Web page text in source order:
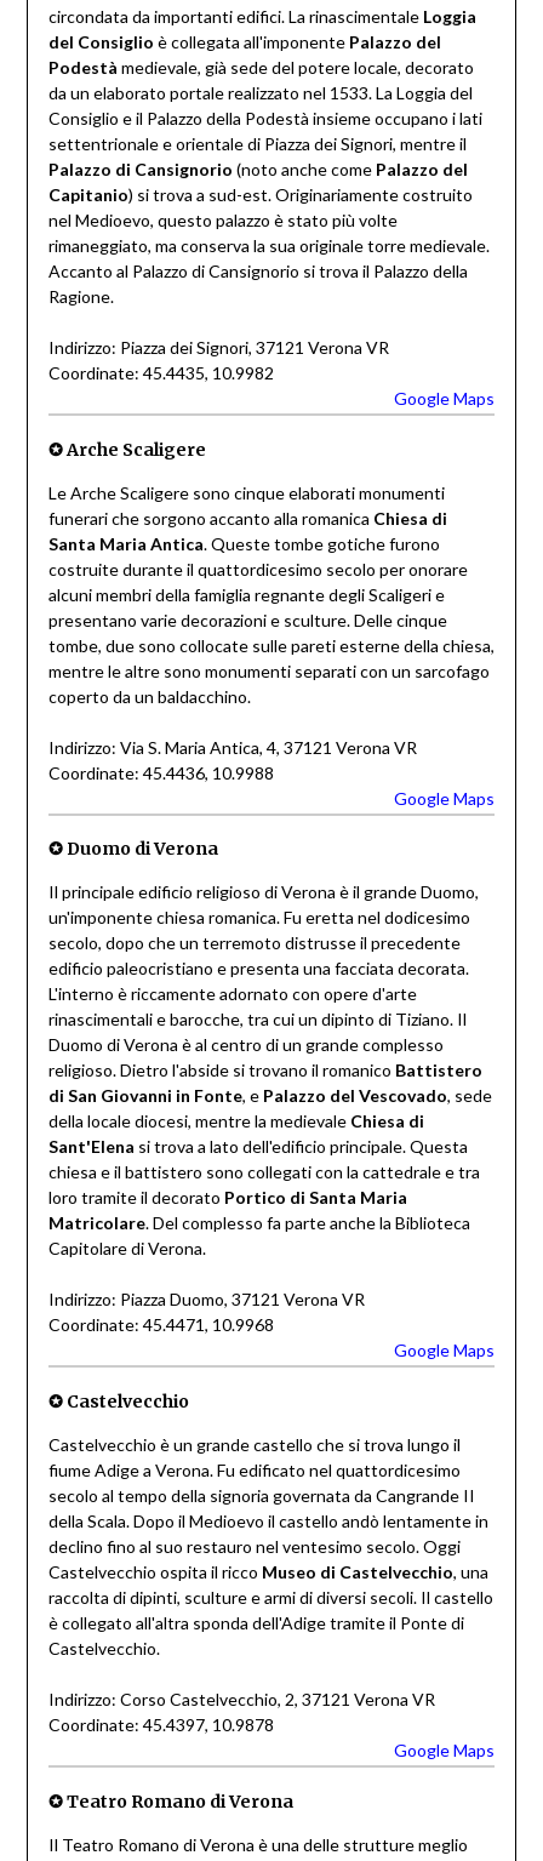
circondata da importanti edifici. La rinascimentale Loggia
del Consiglio è collegata all'imponente Palazzo del
Podestà medievale, già sede del potere locale, decorato
da un elaborato portale realizzato nel 1533. La Loggia del
Consiglio e il Palazzo della Podestà insieme occupano i lati
settentrionale e orientale di Piazza dei Signori, mentre il
Palazzo di Cansignorio (noto anche come Palazzo del
Capitanio) si trova a sud-est. Originariamente costruito
nel Medioevo, questo palazzo è stato più volte
rimaneggiato, ma conserva la sua originale torre medievale.
Accanto al Palazzo di Cansignorio si trova il Palazzo della
Ragione.
Indirizzo: Piazza dei Signori, 37121 Verona VR
Coordinate: 45.4435, 10.9982
Google Maps
✪ Arche Scaligere
Le Arche Scaligere sono cinque elaborati monumenti
funerari che sorgono accanto alla romanica Chiesa di
Santa Maria Antica. Queste tombe gotiche furono
costruite durante il quattordicesimo secolo per onorare
alcuni membri della famiglia regnante degli Scaligeri e
presentano varie decorazioni e sculture. Delle cinque
tombe, due sono collocate sulle pareti esterne della chiesa,
mentre le altre sono monumenti separati con un sarcofago
coperto da un baldacchino.
Indirizzo: Via S. Maria Antica, 4, 37121 Verona VR
Coordinate: 45.4436, 10.9988
Google Maps
✪Duomo di Verona
Il principale edificio religioso di Verona è il grande Duomo,
un'imponente chiesa romanica. Fu eretta nel dodicesimo
secolo, dopo che un terremoto distrusse il precedente
edificio paleocristiano e presenta una facciata decorata.
L'interno è riccamente adornato con opere d'arte
rinascimentali e barocche, tra cui un dipinto di Tiziano. Il
Duomo di Verona è al centro di un grande complesso
religioso. Dietro l'abside si trovano il romanico Battistero
di San Giovanni in Fonte, e Palazzo del Vescovado, sede
della locale diocesi, mentre la medievale Chiesa di
Sant'Elena si trova a lato dell'edificio principale. Questa
chiesa e il battistero sono collegati con la cattedrale e tra
loro tramite il decorato Portico di Santa Maria
Matricolare. Del complesso fa parte anche la Biblioteca
Capitolare di Verona.
Indirizzo: Piazza Duomo, 37121 Verona VR
Coordinate: 45.4471, 10.9968
Google Maps
✪ Castelvecchio
Castelvecchio è un grande castello che si trova lungo il
fiume Adige a Verona. Fu edificato nel quattordicesimo
secolo al tempo della signoria governata da Cangrande II
della Scala. Dopo il Medioevo il castello andò lentamente in
declino fino al suo restauro nel ventesimo secolo. Oggi
Castelvecchio ospita il ricco Museo di Castelvecchio, una
raccolta di dipinti, sculture e armi di diversi secoli. Il castello
è collegato all'altra sponda dell'Adige tramite il Ponte di
Castelvecchio.
Indirizzo: Corso Castelvecchio, 2, 37121 Verona VR
Coordinate: 45.4397, 10.9878
Google Maps
✪Teatro Romano di Verona
Il Teatro Romano di Verona è una delle strutture meglio